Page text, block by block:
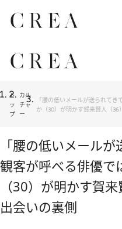
ト
ッ
プ
カル
チャ
ー
「腰の低いメールが送られて
か（30）が明かす賀来賢人（36
「腰の低いメール
観客が呼べる俳優で
（30）が明かす賀
出会いの裏側